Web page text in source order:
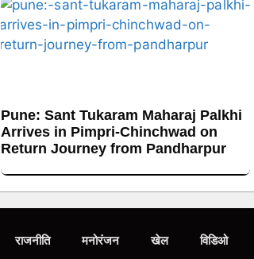
Pune: Sant Tukaram Maharaj Palkhi
Arrives in Pimpri-Chinchwad on
Return Journey from Pandharpur
राजनीति मनोरंजन खेल विडिओ